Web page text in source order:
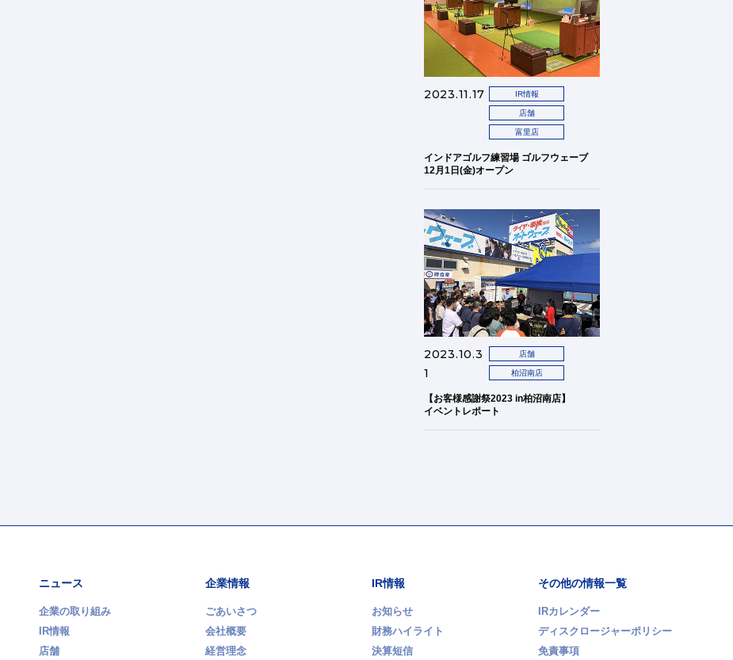
2023.11.17 IR情報
店舗
富里店
インドアゴルフ練習場 ゴルフウェーブ
12月1日(金)オープン
2023.10.3
1
店舗
柏沼南店
【お客様感謝祭2023 in柏沼南店】
イベントレポート
ニュース
企業の取り組み
IR情報
店舗
企業情報
ごあいさつ
会社概要
経営理念
IR情報
お知らせ
財務ハイライト
決算短信
その他の情報一覧
IRカレンダー
ディスクロージャーポリシー
免責事項